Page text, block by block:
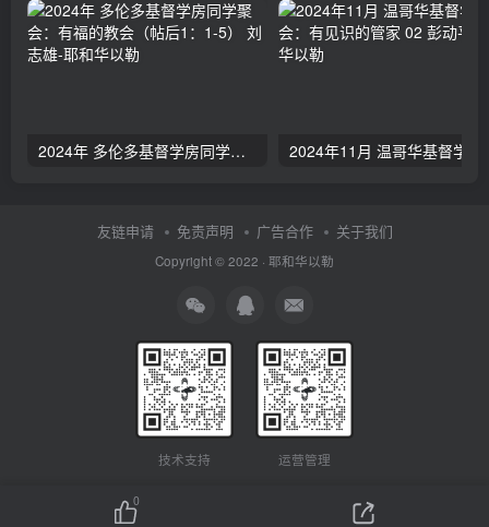
2024年 多伦多基督学房同学聚会：有福的教会（帖后1：1-5） 刘志雄
友链申请 免责声明 广告合作 关于我们
Copyright © 2022 · 耶和华以勒
技术支持 运营管理
0